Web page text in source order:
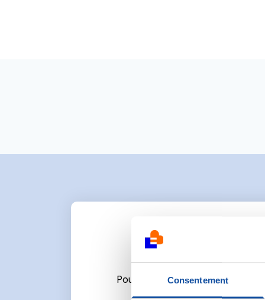
Consentement
Pour écrire un commentaire ou